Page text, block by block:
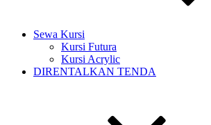
Sewa Kursi
Kursi Futura
Kursi Acrylic
DIRENTALKAN TENDA